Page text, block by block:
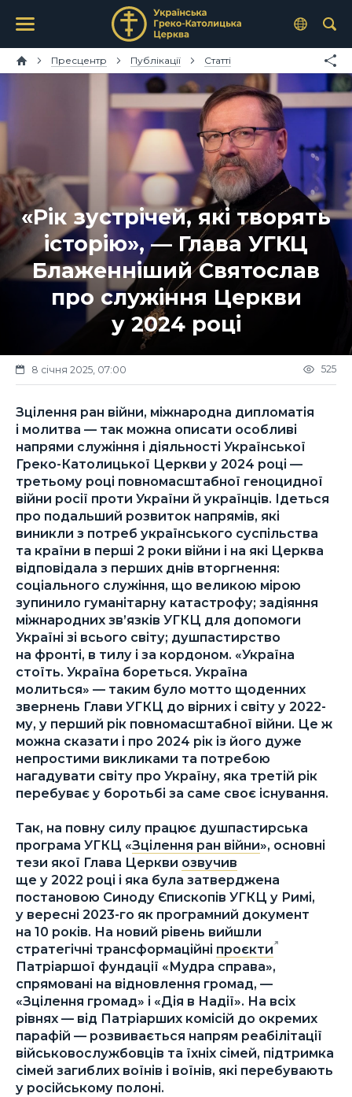
Пресцентр Публікації Статті
«Рік зустрічей, які творять
історію», — Глава УГКЦ
Блаженніший Святослав
про служіння Церкви
у 2024 році
8 січня 2025, 07:00 525
Зцілення ран війни, міжнародна дипломатія
і молитва — так можна описати особливі
напрями служіння і діяльності Української
Греко-Католицької Церкви у 2024 році —
третьому році повномасштабної геноцидної
війни росії проти України й українців. Ідеться
про подальший розвиток напрямів, які
виникли з потреб українського суспільства
та країни в перші 2 роки війни і на які Церква
відповідала з перших днів вторгнення:
соціального служіння, що великою мірою
зупинило гуманітарну катастрофу; задіяння
міжнародних зв’язків УГКЦ для допомоги
Україні зі всього світу; душпастирство
на фронті, в тилу і за кордоном. «Україна
стоїть. Україна бореться. Україна
молиться» — таким було мотто щоденних
звернень Глави УГКЦ до вірних і світу у 2022-
му, у перший рік повномасштабної війни. Це ж
можна сказати і про 2024 рік із його дуже
непростими викликами та потребою
нагадувати світу про Україну, яка третій рік
перебуває у боротьбі за саме своє існування.
Так, на повну силу працює душпастирська
програма УГКЦ «Зцілення ран війни», основні
тези якої Глава Церкви озвучив
ще у 2022 році і яка була затверджена
постановою Синоду Єпископів УГКЦ у Римі,
у вересні 2023-го як програмний документ
на 10 років. На новий рівень вийшли
стратегічні трансформаційні проєкти
Патріаршої фундації «Мудра справа»,
спрямовані на відновлення громад, —
«Зцілення громад» і «Дія в Надії». На всіх
рівнях — від Патріарших комісій до окремих
парафій — розвивається напрям реабілітації
військовослужбовців та їхніх сімей, підтримка
сімей загиблих воїнів і воїнів, які перебувають
у російському полоні.